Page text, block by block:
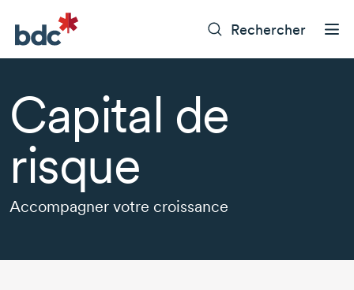
Rechercher
Capital de
risque
Accompagner votre croissance